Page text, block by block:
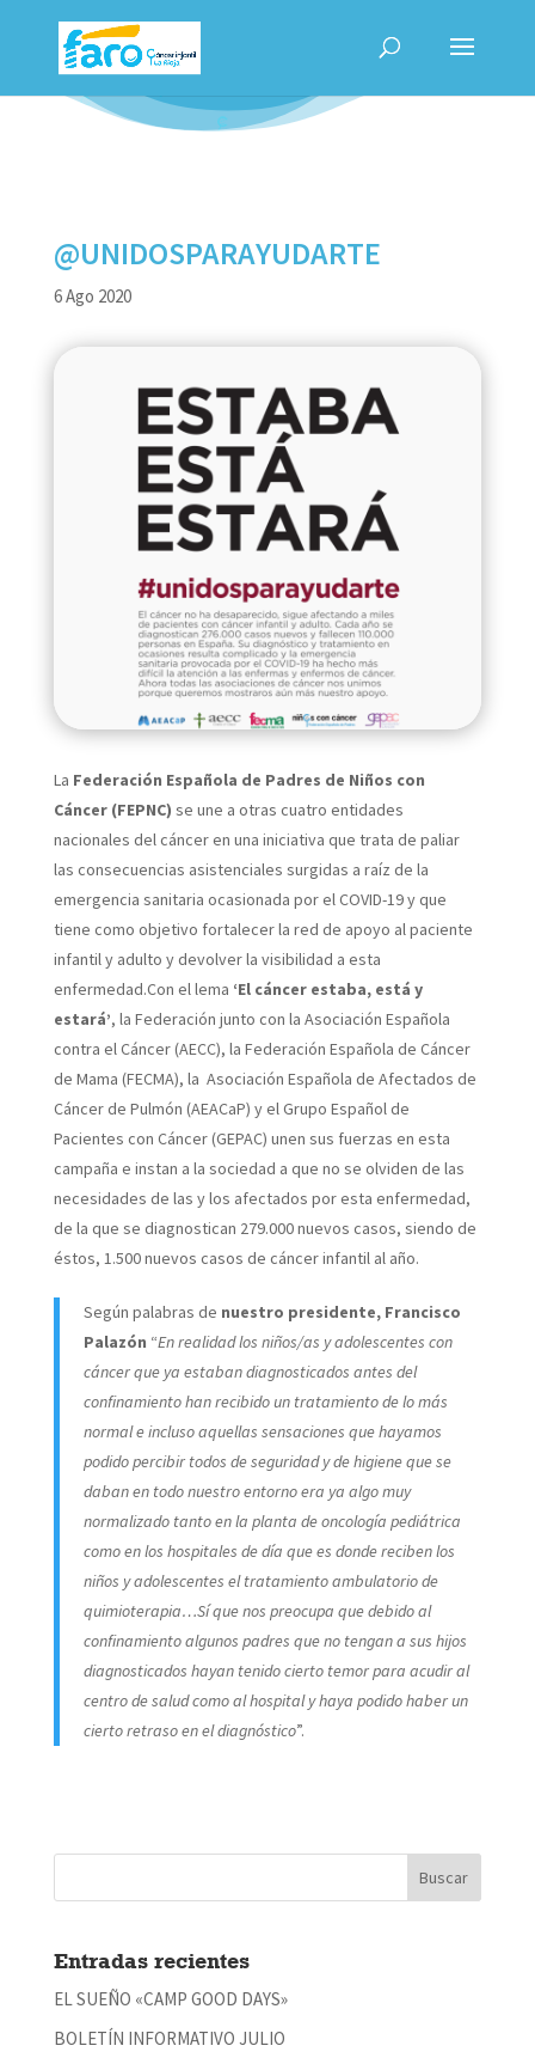
@UNIDOSPARAYUDARTE
6 Ago 2020
La Federación Española de Padres de Niños con
Cáncer (FEPNC) se une a otras cuatro entidades
nacionales del cáncer en una iniciativa que trata de paliar
las consecuencias asistenciales surgidas a raíz de la
emergencia sanitaria ocasionada por el COVID-19 y que
tiene como objetivo fortalecer la red de apoyo al paciente
infantil y adulto y devolver la visibilidad a esta
enfermedad.Con el lema ‘El cáncer estaba, está y
estará’, la Federación junto con la Asociación Española
contra el Cáncer (AECC), la Federación Española de Cáncer
de Mama (FECMA), la Asociación Española de Afectados de
Cáncer de Pulmón (AEACaP) y el Grupo Español de
Pacientes con Cáncer (GEPAC) unen sus fuerzas en esta
campaña e instan a la sociedad a que no se olviden de las
necesidades de las y los afectados por esta enfermedad,
de la que se diagnostican 279.000 nuevos casos, siendo de
éstos, 1.500 nuevos casos de cáncer infantil al año.
Según palabras de nuestro presidente, Francisco
Palazón “En realidad los niños/as y adolescentes con
cáncer que ya estaban diagnosticados antes del
confinamiento han recibido un tratamiento de lo más
normal e incluso aquellas sensaciones que hayamos
podido percibir todos de seguridad y de higiene que se
daban en todo nuestro entorno era ya algo muy
normalizado tanto en la planta de oncología pediátrica
como en los hospitales de día que es donde reciben los
niños y adolescentes el tratamiento ambulatorio de
quimioterapia…Sí que nos preocupa que debido al
confinamiento algunos padres que no tengan a sus hijos
diagnosticados hayan tenido cierto temor para acudir al
centro de salud como al hospital y haya podido haber un
cierto retraso en el diagnóstico”.
Entradas recientes
EL SUEÑO «CAMP GOOD DAYS»
BOLETÍN INFORMATIVO JULIO